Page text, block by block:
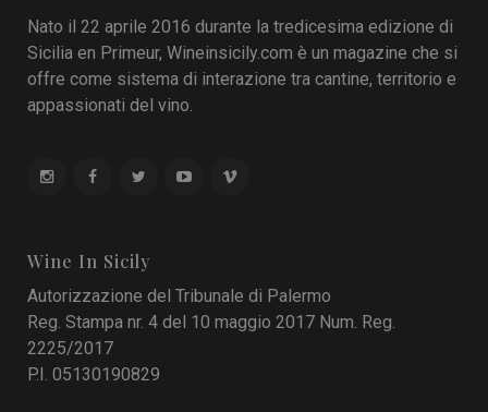
Nato il 22 aprile 2016 durante la tredicesima edizione di
Sicilia en Primeur, Wineinsicily.com è un magazine che si
offre come sistema di interazione tra cantine, territorio e
appassionati del vino.
Wine In Sicily
Autorizzazione del Tribunale di Palermo
Reg. Stampa nr. 4 del 10 maggio 2017 Num. Reg.
2225/2017
P.I. 05130190829